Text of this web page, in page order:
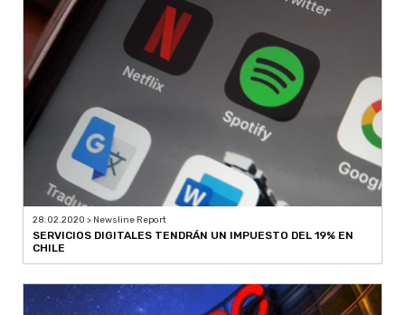
28.02.2020 > Newsline Report
SERVICIOS DIGITALES TENDRÁN UN IMPUESTO DEL 19% EN
CHILE